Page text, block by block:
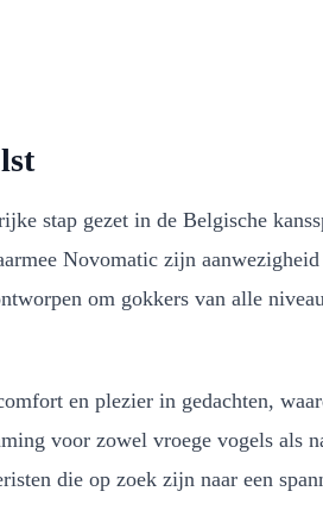
stap gezet in de Belgische
Novomatic zijn
om gokkers van alle
en plezier in gedachten,
voor zowel vroege vogels
die op zoek zijn naar een